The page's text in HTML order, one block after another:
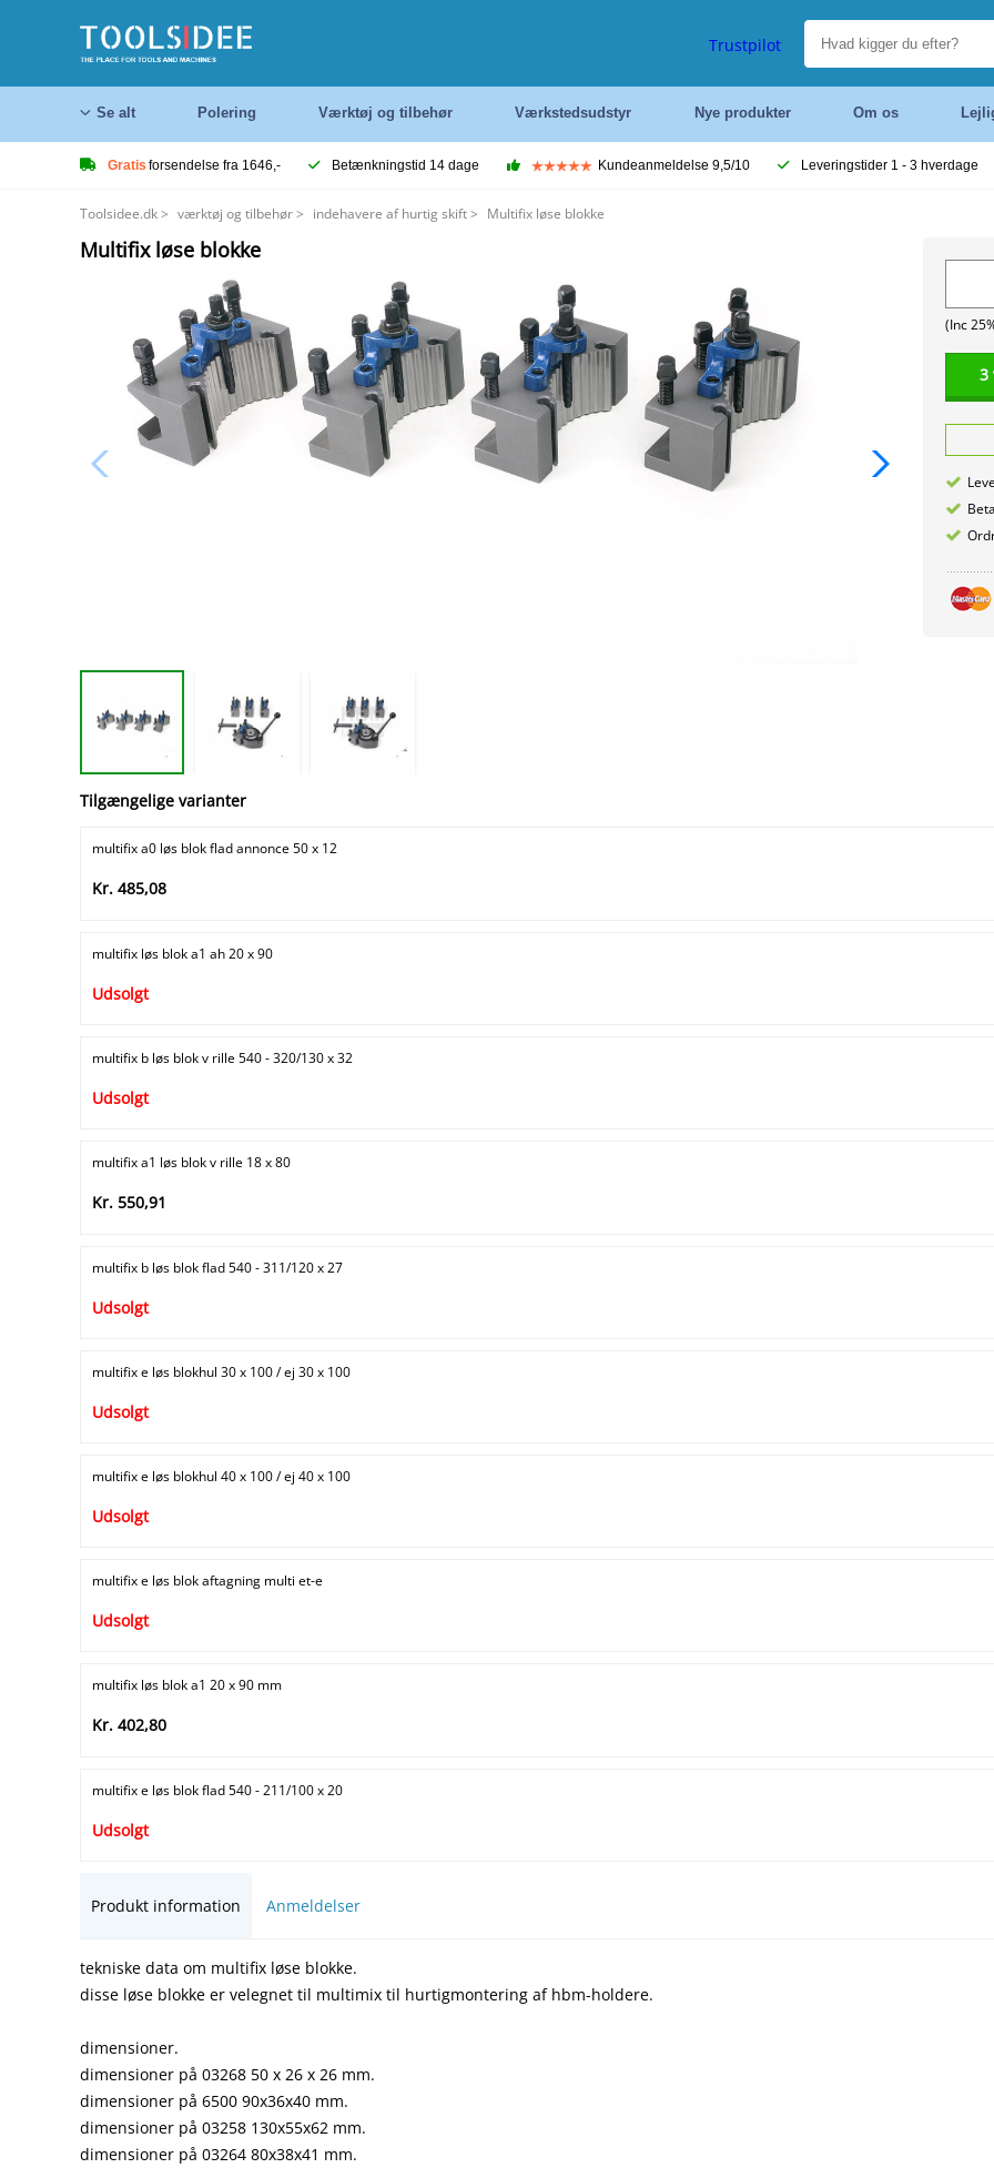
Trustpilot
Se alt Polering Værktøj og tilbehør Værkstedsudstyr Nye produkter Om os
Gratis forsendelse fra 1646,- Betænkningstid 14 dage Kundeanmeldelse 9,5/10 Leveringstider 1 - 3 hverdage
Toolsidee.dk> værktøj og tilbehør> indehavere af hurtig skift> Multifix løse blokke
Multifix løse blokke
(Inc
3
Tilgængelige varianter
multifix a0 løs blok flad annonce 50 x 12
Kr. 485,08
multifix løs blok a1 ah 20 x 90
Udsolgt
multifix b løs blok v rille 540 - 320/130 x 32
Udsolgt
multifix a1 løs blok v rille 18 x 80
Kr. 550,91
multifix b løs blok flad 540 - 311/120 x 27
Udsolgt
multifix e løs blokhul 30 x 100 / ej 30 x 100
Udsolgt
multifix e løs blokhul 40 x 100 / ej 40 x 100
Udsolgt
multifix e løs blok aftagning multi et-e
Udsolgt
multifix løs blok a1 20 x 90 mm
Kr. 402,80
multifix e løs blok flad 540 - 211/100 x 20
Udsolgt
Produkt information Anmeldelser
tekniske data om multifix løse blokke.
disse løse blokke er velegnet til multimix til hurtigmontering af hbm-holdere.
dimensioner.
dimensioner på 03268 50 x 26 x 26 mm.
dimensioner på 6500 90x36x40 mm.
dimensioner på 03258 130x55x62 mm.
dimensioner på 03264 80x38x41 mm.